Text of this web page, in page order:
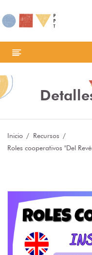
Inicio
Recursos
Roles cooperativos "Del